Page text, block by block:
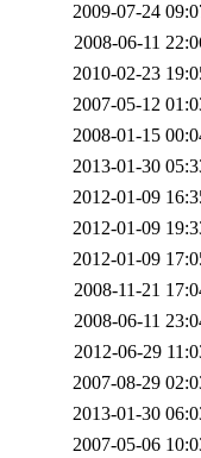
2009-07-24
2008-06-11
2010-02-23
2007-05-12
2008-01-15
2013-01-30
2012-01-09
2012-01-09
2012-01-09
2008-11-21
2008-06-11
2012-06-29
2007-08-29
2013-01-30
2007-05-06